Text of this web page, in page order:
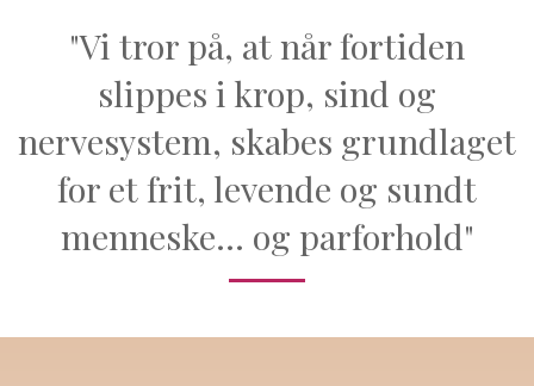
"Vi tror på, at når fortiden
slippes i krop, sind og
nervesystem, skabes grundlaget
for et frit, levende og sundt
menneske... og parforhold"